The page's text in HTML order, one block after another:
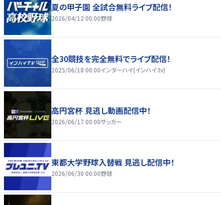
夏の甲子園 全試合無料ライブ配信！
2026/04/12 00:00野球
全30競技を完全無料でライブ配信！
2025/06/18 00:00インターハイ(インハイ.tv)
高円宮杯 見逃し動画配信中！
2026/06/17 00:00サッカー
東都大学野球入替戦 見逃し配信中！
2026/06/30 00:00野球